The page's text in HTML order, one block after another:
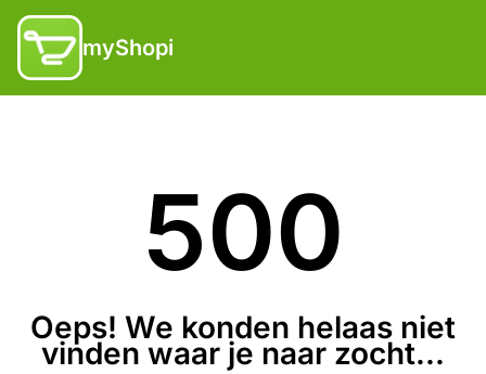
myShopi
500
Oeps! We konden helaas niet
vinden waar je naar zocht...